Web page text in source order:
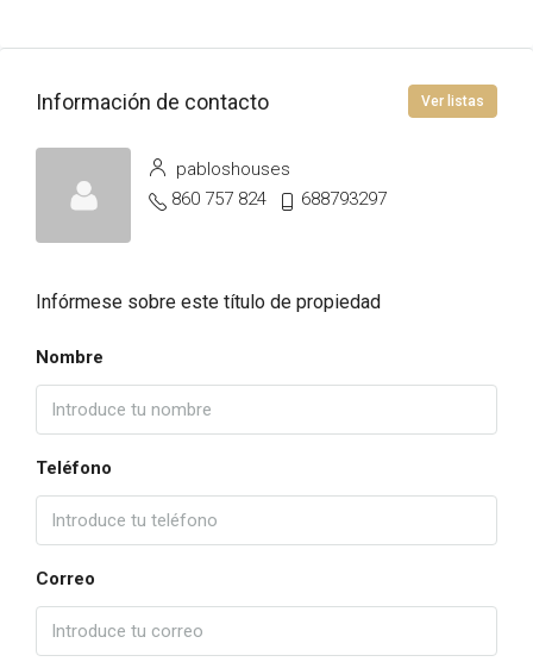
Información de contacto Ver listas
pabloshouses
860 757 824
688793297
Infórmese sobre este título de propiedad
Nombre
Teléfono
Correo